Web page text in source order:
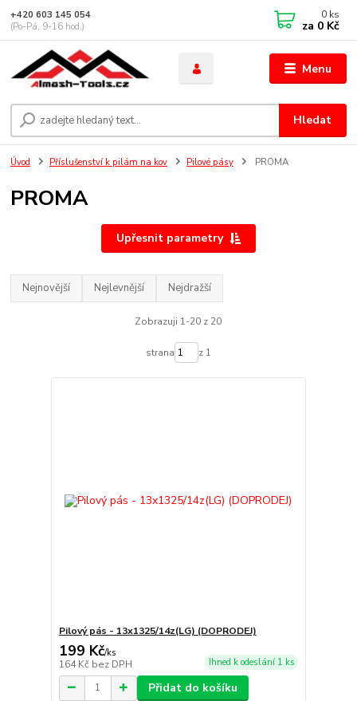
Menu
Hledat
+420 603 145 054
(Po-Pá, 9-16 hod.)
0 ks
za 0 Kč
Úvod Příslušenství k pilám na kov Pilové pásy PROMA
PROMA
Upřesnit parametry
Nejnovější Nejlevnější Nejdražší
Zobrazuji 1-20 z 20
strana z 1
Pilový pás - 13x1325/14z(LG) (DOPRODEJ)
199 Kč/ks
164 Kč bez DPH Ihned k odeslání 1 ks
Přidat do košíku